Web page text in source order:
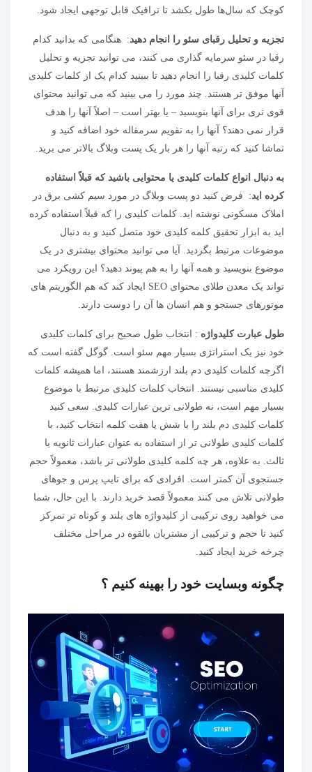
کوچک که سال‌ها طول بکشد تا ترافیک قابل توجهی ایجاد شود.
تجزیه و تحلیل رقبای سئو را انجام دهید: هنگامی که بدانید کدام
رقبا در سئو سرمایه گذاری می کنند، می توانید تجزیه و تحلیل
کلمات کلیدی رقبا را انجام دهید تا ببینید کدام یک از کلمات کلیدی
آنها موفق تر هستند. چند مورد را می بینید که می توانید محتوای
قوی تری برای آنها بنویسید – یا بهتر است – اصلاً آنها را هدف
قرار نمی دهند؟ آنها را به تقویم سرمقاله خود اضافه کنید و
تماشا کنید که رتبه آنها را هر بار یک پست وبلاگ بالاتر می برید.
به دنبال انواع کلمات کلیدی یا محتوایی باشید که قبلاً استفاده
کرده اید: فرض کنید دو پست وبلاگ در مورد سیم کشی برق در
املاک مسکونی نوشته اید. کلمات کلیدی را که قبلاً استفاده کرده
اید به ابزار تحقیق کلمه کلیدی خود متصل کنید و به دنبال
موضوعات مرتبط بگردید. آیا می توانید محتوای بیشتری در یک
موضوع بنویسید و همه آنها را به هم پیوند دهید؟ این رویکرد می
تواند یک معدن طلای محتوای SEO ایجاد کند که هم الگوریتم های
موتورهای جستجو و هم انسان ها آن را دوست دارند.
طول عبارت کلیدواژه : انتخاب طول صحیح برای کلمات کلیدی
خود نیز یک استراتژی بسیار مهم سئو است. گوگل گفته است که
اگرچه کلمات کلیدی دم بلند ارزشمند هستند، اما همیشه کلمات
کلیدی مناسبی نیستند. انتخاب کلمات کلیدی مرتبط با موضوع
بسیار مهم است، نه طولانی ترین عبارات کلیدی. سعی کنید
کلمات کلیدی دم بلند را با شش یا هفت کلمه انتخاب کنید، با
کلمات کلیدی طولانی تر از استفاده به عنوان عبارات ثانویه یا
ثالث. به علاوه، هر چه کلمه کلیدی طولانی تر باشد، معمولاً حجم
جستجوی آن کمتر است. افرادی که برای تایپ پرس و جوهای
طولانی تلاش می کنند معمولاً قصد خرید دارند. با این حال، شما
می خواهید روی ترکیبی از کلیدواژه های بلند و کوتاه تر تمرکز
کنید تا حجم و ترکیبی از مشتریان بالقوه در مراحل مختلف
چرخه خرید ایجاد کنید.
چگونه وبسایت خود را بهینه کنیم ؟